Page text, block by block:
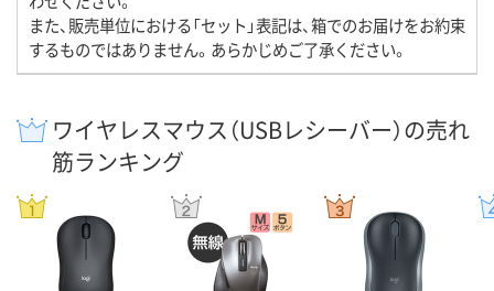
また、販売単位における「セット」表記は、箱でのお届けをお約束
するものではありません。あらかじめご了承ください。
ワイヤレスマウス（USBレシーバー）の売れ
筋ランキング